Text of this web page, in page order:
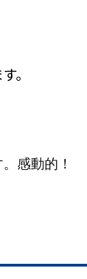
。
感動的！